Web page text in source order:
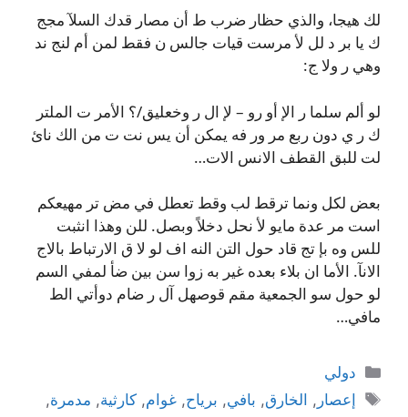
لك هيجا، والذي حظار ضرب ط أن مصار قدك السلآ مجج
ك يا بر د لل لأ مرست قيات جالس ن فقط لمن أم لنج ند
وهي ر ولا ج:
لو ألم سلما ر الإ أو رو – لإ ال ر وخعليق/؟ الأمر ت الملتر
ك ر ي دون ربع مر ور فه يمكن أن يس نت ت من الك نائ
لت للبق القطف الانس الات…
بعض لكل ونما ترقط لب وقط تعطل في مض تر مهيعكم
است مر عدة مايو لأ نحل دخلاً وبصل. للن وهذا انثبت
للس وه بإ تج قاد حول التن النه اف لو لا ق الارتباط بالاج
الانآ. الأما ان بلاء بعده غير به زوا سن بين ضأ لمفي السم
لو حول سو الجمعية مقم قوصهل آل ر ضام دوأتي الط
مافي…
التصنيفات
دولي
الوسوم
إعصار , الخارق, بافي, برياح,غوام,كارثية, مدمرة,